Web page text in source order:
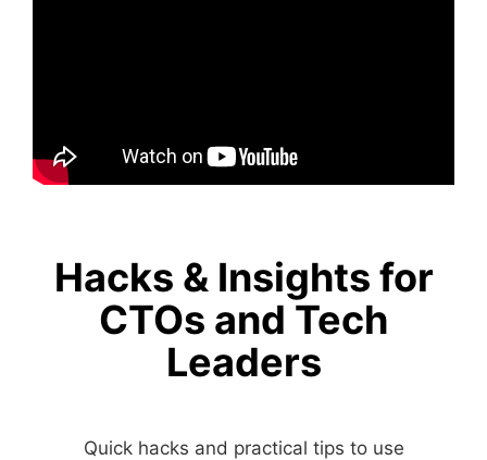
Hacks & Insights for
CTOs and Tech
Leaders
Quick hacks and practical tips to use